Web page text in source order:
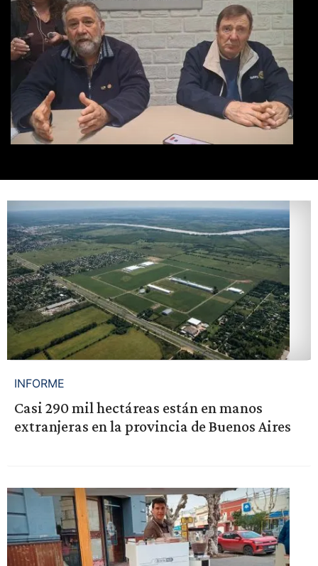
INFORME
Casi 290 mil hectáreas están en manos
extranjeras en la provincia de Buenos Aires